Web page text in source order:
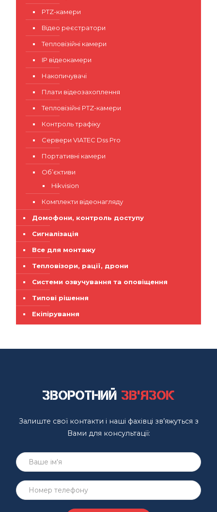
PTZ-камери
Відео реєстратори
Тепловізійні камери
IP відеокамери
Накопичувачі
Плати відеозахоплення
Тепловізійні PTZ-камери
Контроль трафіку
Сервери VIATEC Dss Pro
Портативні камери
Об’єктиви
Hikvision
Комплекти відеонагляду
Домофони, контроль доступу
Сигналізація
Все для монтажу
Тепловізори, рації, дрони
Системи озвучування та оповіщення
Типові рішення
Екіпірування
Зворотний зв'язок
Залиште свої контакти і наші фахівці зв’яжуться з
Вами для консультації: